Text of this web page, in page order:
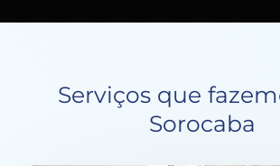
Serviços que
Sorocaba